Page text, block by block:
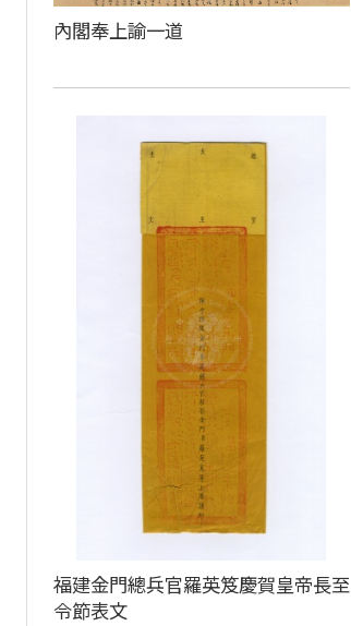
內閣奉上諭一道
福建金門總兵官羅英笈慶賀皇帝長至
令節表文